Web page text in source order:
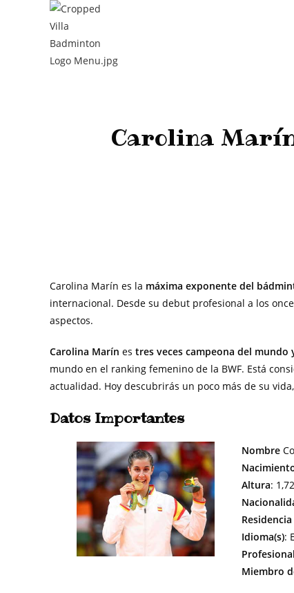
Carolina
Carolina Marín es la máxima exponente del
internacional. Desde su debut profesional a los
aspectos.
Carolina Marín es tres veces campeona del mundo
mundo en el ranking femenino de la BWF. Está
actualidad. Hoy descubrirás un poco más de su
Datos Importantes
Nombre
Altura:
Residencia
Idioma(s):
Miembro